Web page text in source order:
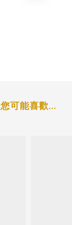
您可能喜歡...